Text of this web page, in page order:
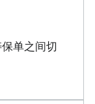
单之间切